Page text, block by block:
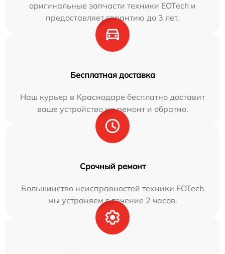
оригинальные запчасти техники EOTech и
предоставляет гарантию до 3 лет.
Бесплатная доставка
Наш курьер в Краснодаре бесплатно доставит
ваше устройство на ремонт и обратно.
Срочный ремонт
Большинство неисправностей техники EOTech
мы устраняем в течение 2 часов.